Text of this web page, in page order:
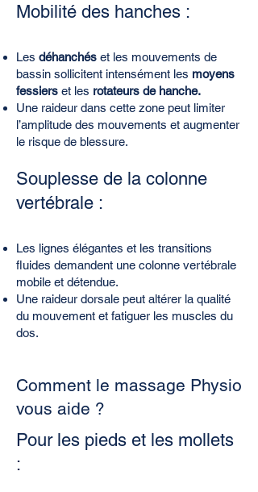
Mobilité des hanches :
Les déhanchés et les mouvements de
bassin sollicitent intensément les moyens
fessiers et les rotateurs de hanche.
Une raideur dans cette zone peut limiter
l’amplitude des mouvements et augmenter
le risque de blessure.
Souplesse de la colonne
vertébrale :
Les lignes élégantes et les transitions
fluides demandent une colonne vertébrale
mobile et détendue.
Une raideur dorsale peut altérer la qualité
du mouvement et fatiguer les muscles du
dos.
Comment le massage Physio
vous aide ?
Pour les pieds et les mollets
: